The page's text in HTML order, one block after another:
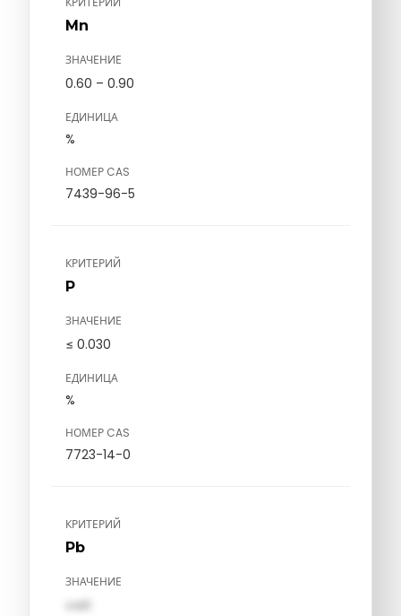
Mn
ЗНАЧЕНИЕ
0.60 – 0.90
ЕДИНИЦА
%
НОМЕР CAS
7439-96-5
КРИТЕРИЙ
P
ЗНАЧЕНИЕ
≤ 0.030
ЕДИНИЦА
%
НОМЕР CAS
7723-14-0
КРИТЕРИЙ
Pb
ЗНАЧЕНИЕ
val1